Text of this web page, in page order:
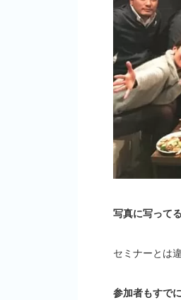
写真に写って
セミナーとは
参加者もすで